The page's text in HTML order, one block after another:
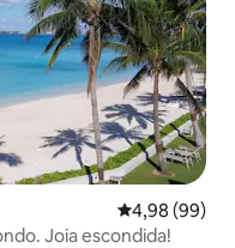
4,98 de uma
4,98 (99)
Joia escondida!